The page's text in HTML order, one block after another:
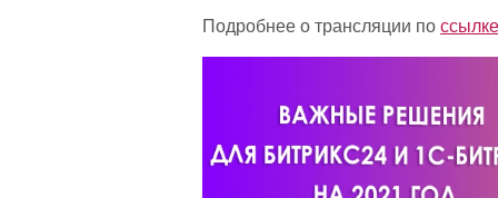
Подробнее о трансляции по ссылке